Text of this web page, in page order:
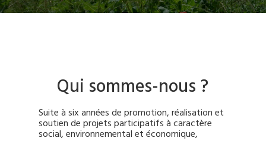
Qui sommes-nous ?
Suite à six années de promotion, réalisation et
soutien de projets participatifs à caractère
social, environnemental et économique,